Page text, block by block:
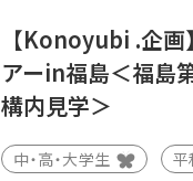
【Konoyubi .企
アーin福島＜福島
構内見学＞
中・高・大学生 平